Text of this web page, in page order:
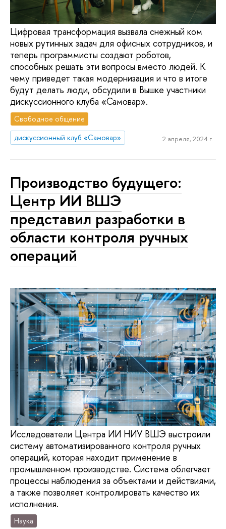
Цифровая трансформация вызвала снежный ком
новых рутинных задач для офисных сотрудников, и
теперь программисты создают роботов,
способных решать эти вопросы вместо людей. К
чему приведет такая модернизация и что в итоге
будут делать люди, обсудили в Вышке участники
дискуссионного клуба «Самовар».
Свободное общение
дискуссионный клуб «Самовар»
2 апреля, 2024 г.
Производство будущего:
Центр ИИ ВШЭ
представил разработки в
области контроля ручных
операций
Исследователи Центра ИИ НИУ ВШЭ выстроили
систему автоматизированного контроля ручных
операций, которая находит применение в
промышленном производстве. Система облегчает
процессы наблюдения за объектами и действиями,
а также позволяет контролировать качество их
исполнения.
Наука